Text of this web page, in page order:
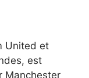
United et
est
Manchester